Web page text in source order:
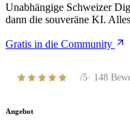
Unabhängige Schweizer
dann die souveräne KI.
Gratis in die Community
/5· 148
Angebot